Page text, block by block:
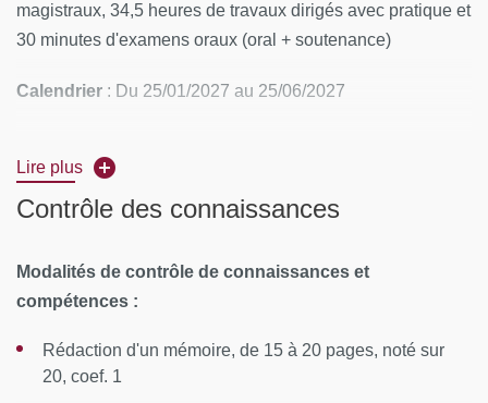
magistraux, 34,5 heures de travaux dirigés avec pratique et
30 minutes d'examens oraux (oral + soutenance)
Calendrier : Du 25/01/2027 au 25/06/2027
au 29/01/2027)
Applications cliniques & Analyse de données
1 module optionnel au choix parmi (module clinique
Lire plus
Contrôle des connaissances
Modalités de contrôle de connaissances et
compétences :
Rédaction d'un mémoire, de 15 à 20 pages, noté sur
20, coef. 1